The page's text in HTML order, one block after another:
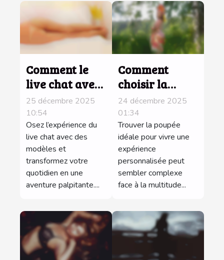
Comment le
live chat avec
des modèles
peut pimenter
votre
quotidien ?
25 décembre 2025
10:54
Osez l’expérience du
live chat avec des
modèles et
transformez votre
quotidien en une
aventure palpitante....
Comment
choisir la
bonne poupée
pour une
expérience
personnalisée
?
24 décembre 2025
01:34
Trouver la poupée
idéale pour vivre une
expérience
personnalisée peut
sembler complexe
face à la multitude...